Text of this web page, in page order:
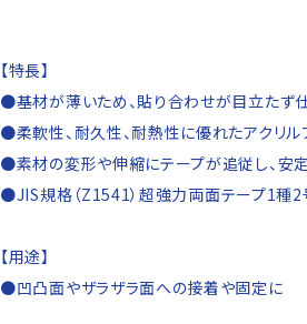
【特長】
●基材が薄いため、貼り合わせが目立たず
●柔軟性、耐久性、耐熱性に優れたアクリ
●素材の変形や伸縮にテープが追従し、安
●JIS規格（Z1541）超強力両面テープ1種2
【用途】
●凹凸面やザラザラ面への接着や固定に